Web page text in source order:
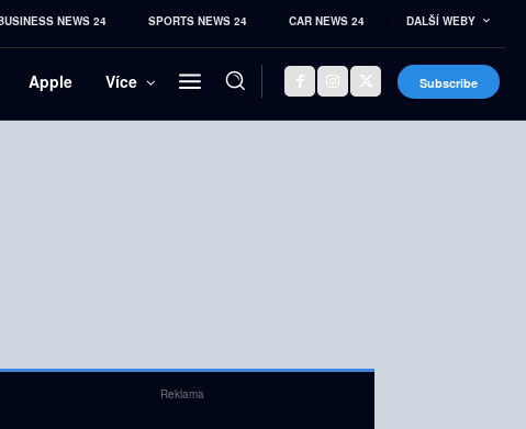
NEWS 24 SPORTS NEWS 24 CAR NEWS 24 DALŠÍ WEBY
Apple Více Subscribe
Reklama